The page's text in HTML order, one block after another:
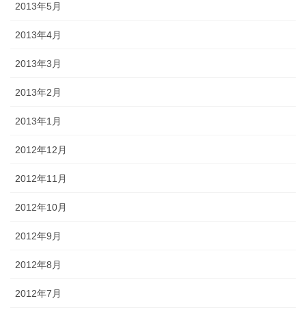
2013年5月
2013年4月
2013年3月
2013年2月
2013年1月
2012年12月
2012年11月
2012年10月
2012年9月
2012年8月
2012年7月